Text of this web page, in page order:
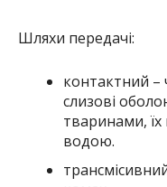
Шляхи передачі:
контактний –
слизові
тваринами,
водою.